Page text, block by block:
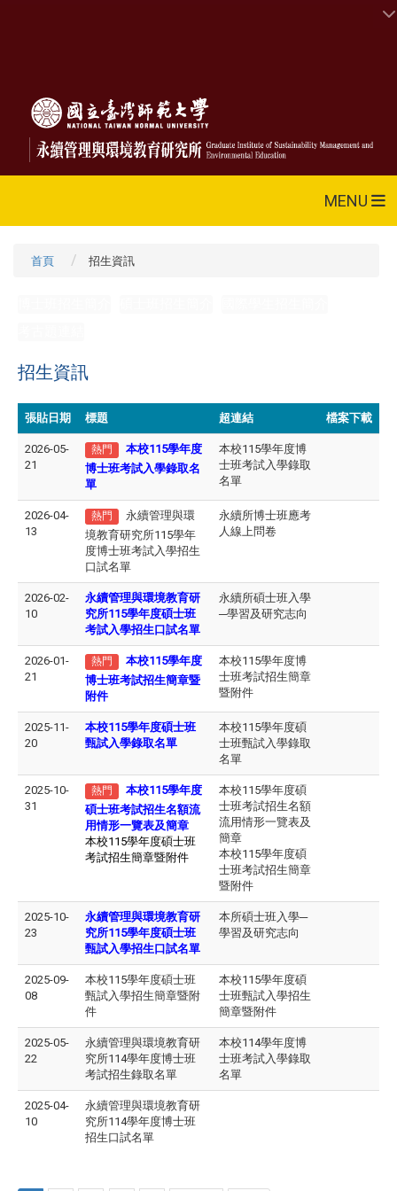
MENU
首頁 招生資訊
招生資訊
張貼日期 標題 超連結 檔案下載
2026-05-
21
熱門
本校115學年度
博士班考試入學錄取名
單
本校115學年度博
士班考試入學錄取
名單
2026-04-
13
熱門
永續管理與環
境教育研究所115學年
度博士班考試入學招生
口試名單
永續所博士班應考
人線上問卷
2026-02-
10
永續管理與環境教育研
究所115學年度碩士班
考試入學招生口試名單
永續所碩士班入學
─學習及研究志向
2026-01-
21
熱門
本校115學年度
博士班考試招生簡章暨
附件
本校115學年度博
士班考試招生簡章
暨附件
2025-11-
20
本校115學年度碩士班
甄試入學錄取名單
本校115學年度碩
士班甄試入學錄取
名單
2025-10-
31
熱門
本校115學年度
碩士班考試招生名額流
用情形一覽表及簡章
本校115學年度碩士班
考試招生簡章暨附件
本校115學年度碩
士班考試招生名額
流用情形一覽表及
簡章
本校115學年度碩
士班考試招生簡章
暨附件
2025-10-
23
永續管理與環境教育研
究所115學年度碩士班
甄試入學招生口試名單
本所碩士班入學─
學習及研究志向
2025-09-
08
本校115學年度碩士班
甄試入學招生簡章暨附
件
本校115學年度碩
士班甄試入學招生
簡章暨附件
2025-05-
22
永續管理與環境教育研
究所114學年度博士班
考試招生錄取名單
本校114學年度博
士班考試入學錄取
名單
2025-04-
10
永續管理與環境教育研
究所114學年度博士班
招生口試名單